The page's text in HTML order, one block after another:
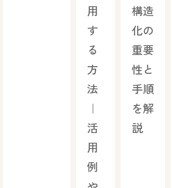
用
す
る
方
法
｜
活
用
例
構造
化の
重要
性と
手順
を解
説